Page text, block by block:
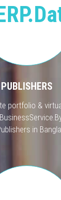
PUBLISHERS
portfolio &
in